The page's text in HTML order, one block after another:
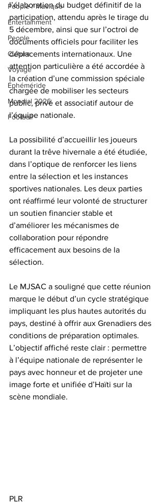
People / Musique
Entertainment
People
Culture
Voyage
Éphéméride
Mondial 2026
Football
l’élaboration du budget définitif de la
participation, attendu après le tirage du
5 décembre, ainsi que sur l’octroi de
documents officiels pour faciliter les
déplacements internationaux. Une
attention particulière a été accordée à
la création d’une commission spéciale
chargée de mobiliser les secteurs
public, privé et associatif autour de
l’équipe nationale.
La possibilité d’accueillir les joueurs
durant la trêve hivernale a été étudiée,
dans l’optique de renforcer les liens
entre la sélection et les instances
sportives nationales. Les deux parties
ont réaffirmé leur volonté de structurer
un soutien financier stable et
d’améliorer les mécanismes de
collaboration pour répondre
efficacement aux besoins de la
sélection.
Le MJSAC a souligné que cette réunion
marque le début d’un cycle stratégique
impliquant les plus hautes autorités du
pays, destiné à offrir aux Grenadiers des
conditions de préparation optimales.
L’objectif affiché reste clair : permettre
à l’équipe nationale de représenter le
pays avec honneur et de projeter une
image forte et unifiée d’Haïti sur la
scène mondiale.
PLR